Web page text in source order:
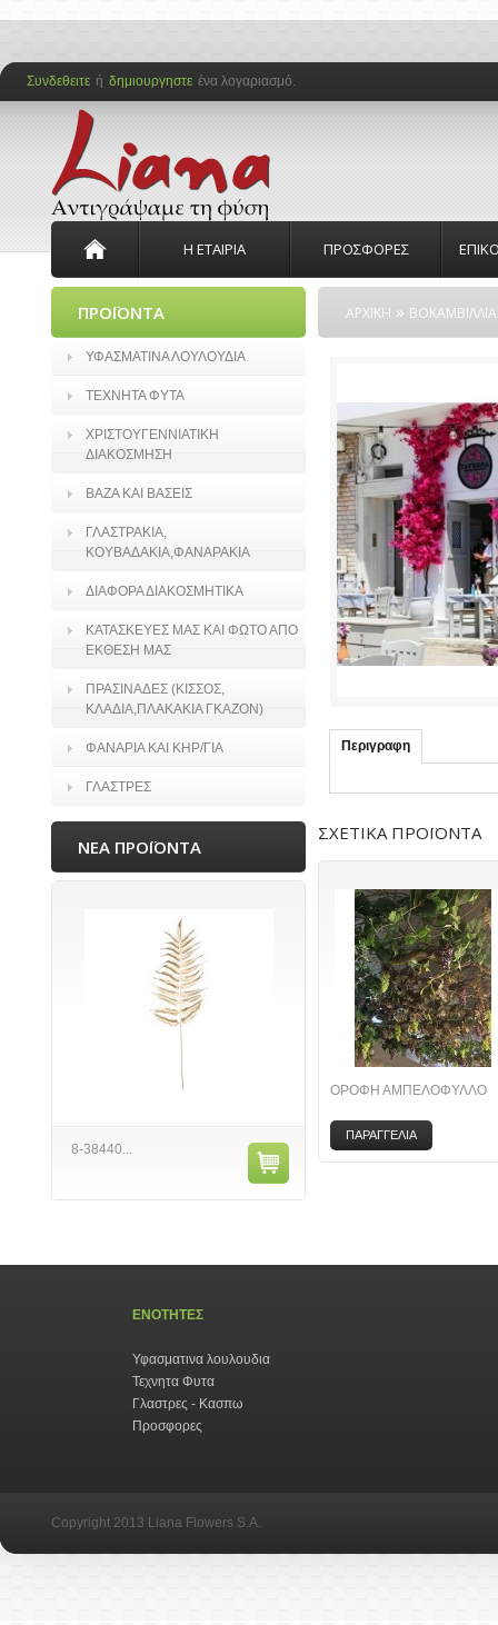
Συνδεθειτε ή δημιουργηστε ένα λογαριασμό.
Η ΕΤΑΙΡΙΑ ΠΡΟΣΦΟΡΕΣ
ΠΡΟΪΟΝΤΑ
ΥΦΑΣΜΑΤΙΝΑ ΛΟΥΛΟΥΔΙΑ
ΤΕΧΝΗΤΑ ΦΥΤΑ
ΧΡΙΣΤΟΥΓΕΝΝΙΑΤΙΚΗ
ΔΙΑΚΟΣΜΗΣΗ
ΒΑΖΑ ΚΑΙ ΒΑΣΕΙΣ
ΓΛΑΣΤΡΑΚΙΑ,
ΚΟΥΒΑΔΑΚΙΑ,ΦΑΝΑΡΑΚΙΑ
ΔΙΑΦΟΡΑ ΔΙΑΚΟΣΜΗΤΙΚΑ
ΚΑΤΑΣΚΕΥΕΣ ΜΑΣ ΚΑΙ ΦΩΤΟ ΑΠΟ
ΕΚΘΕΣΗ ΜΑΣ
ΠΡΑΣΙΝΑΔΕΣ (ΚΙΣΣΟΣ,
ΚΛΑΔΙΑ,ΠΛΑΚΑΚΙΑ ΓΚΑΖΟΝ)
ΦΑΝΑΡΙΑ ΚΑΙ ΚΗΡ/ΓΙΑ
ΓΛΑΣΤΡΕΣ
ΝΕΑ ΠΡΟΪΟΝΤΑ
8-38440...
ΑΡΧΙΚΗ »
Περιγραφη
ΣΧΕΤΙΚΑ ΠΡΟΪΟΝΤΑ
ΟΡΟΦΗ ΑΜΠΕΛΟΦΥΛΛΟ
ΠΑΡΑΓΓΕΛΙΑ
ΕΝΟΤΗΤΕΣ
Υφασματινα λουλουδια
Τεχνητα Φυτα
Γλαστρες - Κασπω
Προσφορες
Copyright 2013 Liana Flowers S.A.